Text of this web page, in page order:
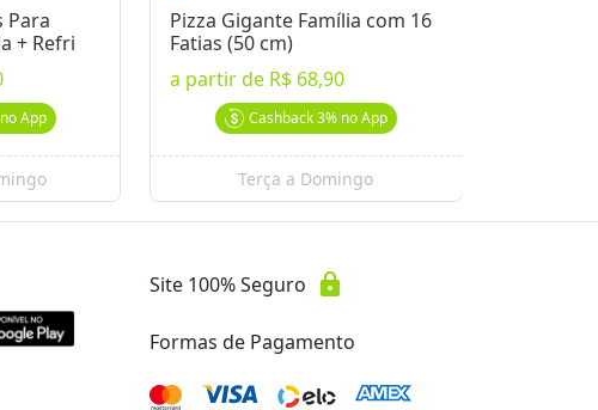
Para
+ Refri
App
Pizza Gigante Família com 16
Fatias (50 cm)
a partir de R$ 68,90
Cashback3%no App
Terça a Domingo
Site 100% Seguro lock
Formas de Pagamento